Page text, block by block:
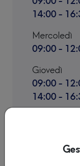
14:00 -
Mercoledì
09:00 -
Giovedì
09:00 -
14:00 -
14:00 -